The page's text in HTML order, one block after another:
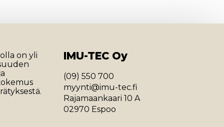
on yli
IMU-TEC Oy
(09) 550 700
myynti@imu-tec.fi
Rajamaankaari 10 A
02970 Espoo